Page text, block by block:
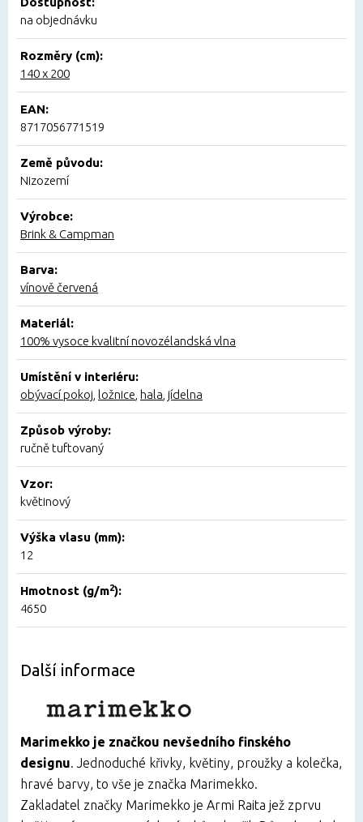
na objednávku
Rozměry (cm):
140 x 200
EAN:
8717056771519
Země původu:
Nizozemí
Výrobce:
Brink & Campman
Barva:
vínově červená
Materiál:
100% vysoce kvalitní novozélandská vlna
Umístění v interiéru:
obývací pokoj ložnice hala jídelna
Způsob výroby:
ručně tuftovaný
Vzor:
květinový
Výška vlasu (mm):
12
Hmotnost (g/m2):
4650
Další informace
Marimekko je značkou nevšedního finského
designu. Jednoduché křivky, květiny, proužky a kolečka,
hravé barvy, to vše je značka Marimekko.
Zakladatel značky Marimekko je Armi Raita jež zprvu